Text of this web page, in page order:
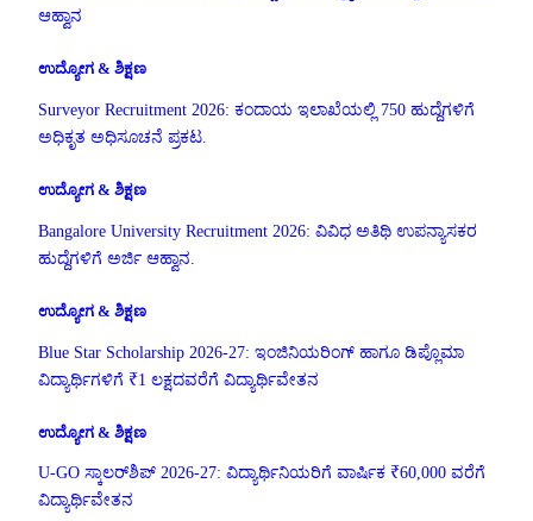
ಆಹ್ವಾನ
ಉದ್ಯೋಗ & ಶಿಕ್ಷಣ
Surveyor Recruitment 2026: ಕಂದಾಯ ಇಲಾಖೆಯಲ್ಲಿ 750 ಹುದ್ದೆಗಳಿಗೆ
ಅಧಿಕೃತ ಅಧಿಸೂಚನೆ ಪ್ರಕಟ.
ಉದ್ಯೋಗ & ಶಿಕ್ಷಣ
Bangalore University Recruitment 2026: ವಿವಿಧ ಅತಿಥಿ ಉಪನ್ಯಾಸಕರ
ಹುದ್ದೆಗಳಿಗೆ ಅರ್ಜಿ ಆಹ್ವಾನ.
ಉದ್ಯೋಗ & ಶಿಕ್ಷಣ
Blue Star Scholarship 2026-27: ಇಂಜಿನಿಯರಿಂಗ್ ಹಾಗೂ ಡಿಪ್ಲೊಮಾ
ವಿದ್ಯಾರ್ಥಿಗಳಿಗೆ ₹1 ಲಕ್ಷದವರೆಗೆ ವಿದ್ಯಾರ್ಥಿವೇತನ
ಉದ್ಯೋಗ & ಶಿಕ್ಷಣ
U-GO ಸ್ಕಾಲರ್‌ಶಿಪ್ 2026-27: ವಿದ್ಯಾರ್ಥಿನಿಯರಿಗೆ ವಾರ್ಷಿಕ ₹60,000 ವರೆಗೆ
ವಿದ್ಯಾರ್ಥಿವೇತನ